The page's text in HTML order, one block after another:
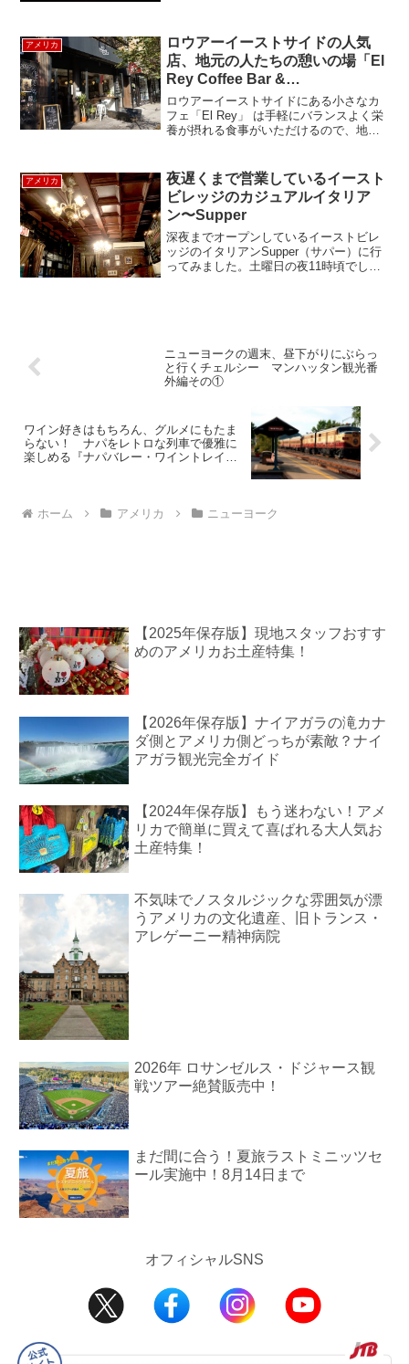
はなく、ステーキハウスと呼んでいて、
肉へのこだわりが...
アメリカ
ロウアーイーストサイドの人気
店、地元の人たちの憩いの場「El
Rey Coffee Bar &
Luncheonette」New York
ロウアーイーストサイドにある小さなカ
フェ「El Rey」 は手軽にバランスよく栄
養が摂れる食事がいただけるので、地元
サンフランシスコ育ち。カリフォルニア
の食文化の影響を...
アメリカ
夜遅くまで営業しているイースト
ビレッジのカジュアルイタリア
ン〜Supper
深夜までオープンしているイーストビレ
ッジのイタリアンSupper（サパー）に行
ってみました。土曜日の夜11時頃でした
ニューヨークの週末、昼下がりにぶらっ
と行くチェルシー マンハッタン観光番
外編その①
ワイン好きはもちろん、グルメにもたま
らない！ ナパをレトロな列車で優雅に
楽しめる『ナパバレー・ワイントレイ
ホーム アメリカ ニューヨーク
【2025年保存版】現地スタッフおすす
めのアメリカお土産特集！
【2026年保存版】ナイアガラの滝カナ
ダ側とアメリカ側どっちが素敵？ナイ
アガラ観光完全ガイド
【2024年保存版】もう迷わない！アメ
リカで簡単に買えて喜ばれる大人気お
土産特集！
不気味でノスタルジックな雰囲気が漂
うアメリカの文化遺産、旧トランス・
アレゲーニー精神病院
2026年 ロサンゼルス・ドジャース観
戦ツアー絶賛販売中！
まだ間に合う！夏旅ラストミニッツセ
ール実施中！8月14日まで
オフィシャルSNS